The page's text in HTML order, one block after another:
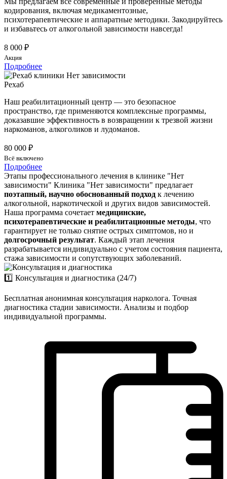
кодирования, включая медикаментозные,
психотерапевтические и аппаратные методики. Закодируйтесь
и избавьтесь от алкогольной зависимости навсегда!
8 000 ₽
Акция
Подробнее
Рехаб
Наш реабилитационный центр — это безопасное
пространство, где применяются комплексные программы,
доказавшие эффективность в возвращении к трезвой жизни
наркоманов, алкоголиков и лудоманов.
80 000 ₽
Всё включено
Подробнее
Этапы профессионального лечения в клинике "Нет
зависимости" Клиника "Нет зависимости" предлагает
поэтапный, научно обоснованный подход к лечению
алкогольной, наркотической и других видов зависимостей.
Наша программа сочетает медицинские,
психотерапевтические и реабилитационные методы, что
гарантирует не только снятие острых симптомов, но и
долгосрочный результат. Каждый этап лечения
разрабатывается индивидуально с учетом состояния пациента,
стажа зависимости и сопутствующих заболеваний.
1️⃣ Консультация и диагностика (24/7)
Бесплатная анонимная консультация нарколога. Точная
диагностика стадии зависимости. Анализы и подбор
индивидуальной программы.